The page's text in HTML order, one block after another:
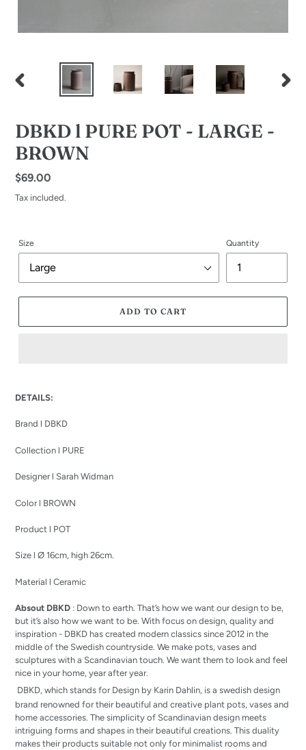
DBKD l PURE POT - LARGE -
BROWN
Regular
price
$69.00
Tax included.
Size Quantity
ADD TO CART
to
cart
DETAILS:
Brand l DBKD
Collection l PURE
Designer l Sarah Widman
Color l BROWN
Product l POT
Size l Ø 16cm, high 26cm.
Material l Ceramic
Absout DBKD : Down to earth. That’s how we want our design to be,
but it’s also how we want to be. With focus on design, quality and
inspiration - DBKD has created modern classics since 2012 in the
middle of the Swedish countryside. We make pots, vases and
sculptures with a Scandinavian touch. We want them to look and feel
nice in your home, year after year.
DBKD, which stands for Design by Karin Dahlin, is a swedish design
brand renowned for their beautiful and creative plant pots, vases and
home accessories. The simplicity of Scandinavian design meets
intriguing forms and shapes in their beautiful creations. This duality
makes their products suitable not only for minimalist rooms and